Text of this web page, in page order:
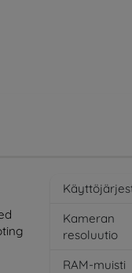
Kameran
resoluutio
RAM-muisti